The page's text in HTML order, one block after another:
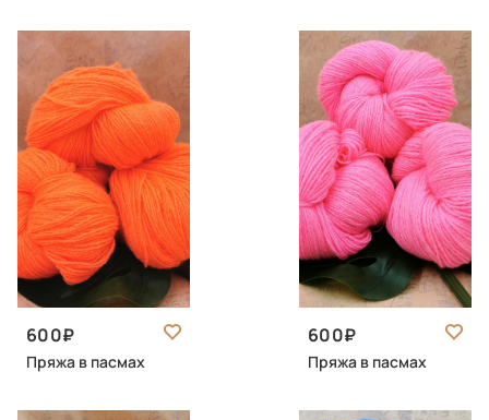
600
Пряжа в пасмах
600
Пряжа в пасмах